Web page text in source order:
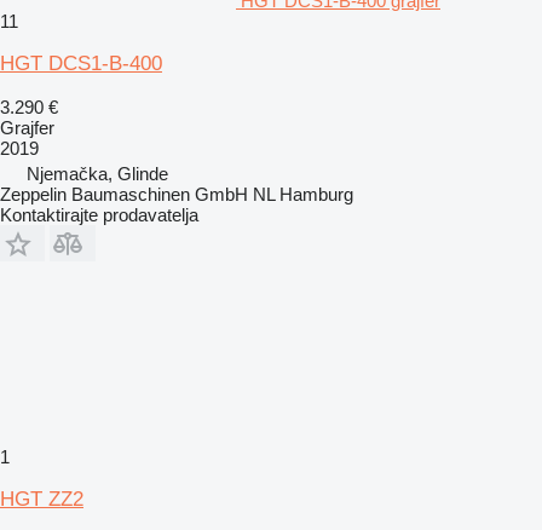
11
HGT DCS1-B-400
3.290 €
Grajfer
2019
Njemačka, Glinde
Zeppelin Baumaschinen GmbH NL Hamburg
Kontaktirajte prodavatelja
1
HGT ZZ2